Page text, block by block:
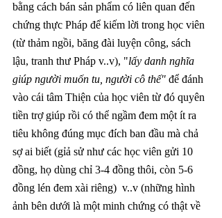
bằng cách bán sản phẩm có liên quan đến
chứng thực Pháp để kiếm lời trong học viên
(từ thảm ngồi, băng đài luyện công, sách
lậu, tranh thư Pháp v..v), "lấy danh nghĩa
giúp người muốn tu, người cô thế" để đánh
vào cái tâm Thiện của học viên từ đó quyên
tiền trợ giúp rồi có thể ngầm đem một ít ra
tiêu không đúng mục đích ban đầu mà chả
sợ ai biết (gỉả sử như các học viên gửi 10
đồng, họ dùng chỉ 3-4 đồng thôi, còn 5-6
đồng lén đem xài riêng)  v..v (những hình
ảnh bên dưới là một minh chứng có thật về